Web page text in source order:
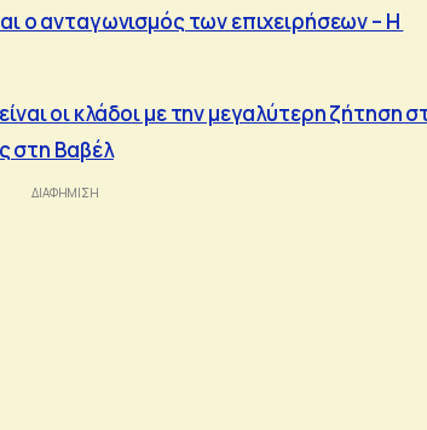
ο ανταγωνισμός των επιχειρήσεων – Η
οι κλάδοι με την μεγαλύτερη ζήτηση
στη Βαβέλ